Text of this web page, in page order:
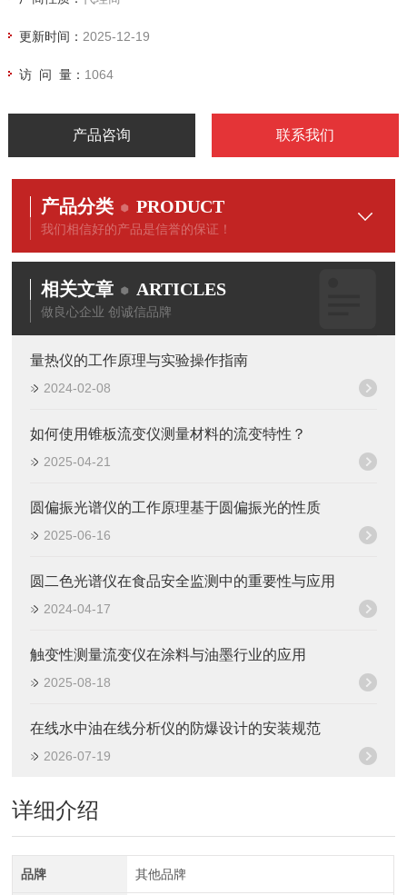
更新时间： 2025-12-19
访 问 量： 1064
产品咨询 联系我们
产品分类 PRODUCT
我们相信好的产品是信誉的保证！
相关文章 ARTICLES
做良心企业 创诚信品牌
量热仪的工作原理与实验操作指南
2024-02-08
如何使用锥板流变仪测量材料的流变特性？
2025-04-21
圆偏振光谱仪的工作原理基于圆偏振光的性质
2025-06-16
圆二色光谱仪在食品安全监测中的重要性与应用
2024-04-17
触变性测量流变仪在涂料与油墨行业的应用
2025-08-18
在线水中油在线分析仪的防爆设计的安装规范
2026-07-19
详细介绍
品牌 其他品牌